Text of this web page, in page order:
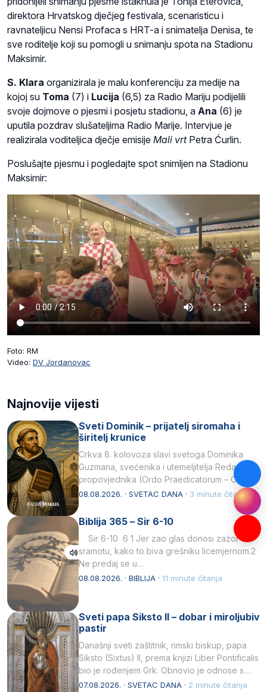
direktora Hrvatskog dječjeg festivala, scenaristicu i
ravnateljicu Nensi Profaca s HRT-a i snimatelja Denisa, te
sve roditelje koji su pomogli u snimanju spota na Stadionu
Maksimir.
S. Klara organizirala je malu konferenciju za medije na
kojoj su Toma (7) i Lucija (6,5) za Radio Mariju podijelili
svoje dojmove o pjesmi i posjetu stadionu, a Ana (6) je
uputila pozdrav slušateljima Radio Marije. Intervjue je
realizirala voditeljica dječje emisije Mali vrtPetra Ćurlin.
Poslušajte pjesmu i pogledajte spot snimljen na Stadionu
Maksimir:
Foto: RM
Video: DV Jordanovac
Najnovije vijesti
Sveti Dominik – prijatelj siromaha i
širitelj krunice
Crkva 8. kolovoza slavi svetoga Dominika
Guzmana, svećenika i utemeljitelja Reda
propovjednika (Ordo Praedicatorum – OP).
Svojim životom, dubokom ljubavlju prema
08.08.2026. · SVETAC DANA · 3 minute čitanja
Biblija 365 – Sir 6-10
Sir 6-10 6 1 Jer zao glas donosi zazor i
sramotu, kako to biva grešniku licemjernom.2
Ne predaj se u…
08.08.2026. · BIBLIJA · 11 minute čitanja
Sveti papa Siksto II – dobar i miroljubiv
pastir
Današnji sveti zaštitnik, rimski biskup, papa
Siksto (Sixtus) II, prema knjizi Liber Pontificalis
bio je rođenjem Grk. Obnovio je odnose s
afričkim…
07.08.2026. · SVETAC DANA · 2 minute čitanja